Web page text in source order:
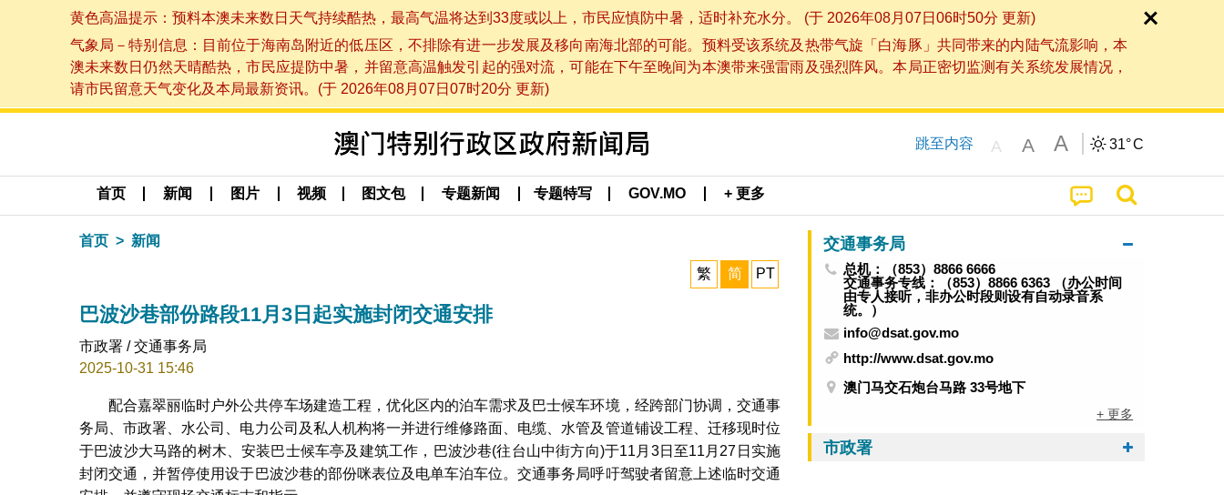
黄色高温提示：预料本澳未来数日天气持续酷热，最高气温将达到33度或以上，市民应慎防中暑，适时补充水分。 (于 2026年08月07日06时50分 更新)
气象局－特别信息：目前位于海南岛附近的低压区，不排除有进一步发展及移向南海北部的可能。预料受该系统及热带气旋「白海豚」共同带来的内陆气流影响，本
澳未来数日仍然天晴酷热，市民应提防中暑，并留意高温触发引起的强对流，可能在下午至晚间为本澳带来强雷雨及强烈阵风。本局正密切监测有关系统发展情况，
请市民留意天气变化及本局最新资讯。(于 2026年08月07日07时20分 更新)
跳至内容 A A A 31°C
首页 新闻 图片 视频 图文包 专题新闻 专题特写 GOV.MO + 更多
首页 新闻
繁 简 PT
巴波沙巷部份路段11月3日起实施封闭交通安排
市政署 / 交通事务局
2025-10-31 15:46
配合嘉翠丽临时户外公共停车场建造工程，优化区内的泊车需求及巴士候车环境，经跨部门协调，交通事
务局、市政署、水公司、电力公司及私人机构将一并进行维修路面、电缆、水管及管道铺设工程、迁移现时位
于巴波沙大马路的树木、安装巴士候车亭及建筑工作，巴波沙巷(往台山中街方向)于11月3日至11月27日实施
封闭交通，并暂停使用设于巴波沙巷的部份咪表位及电单车泊车位。交通事务局呼吁驾驶者留意上述临时交通
交通事务局
总机：（853）8866 6666
交通事务专线：（853）8866 6363 （办公时间
由专人接听，非办公时段则设有自动录音系
统。）
info@dsat.gov.mo
http://www.dsat.gov.mo
澳门马交石炮台马路 33号地下
+ 更多
市政署